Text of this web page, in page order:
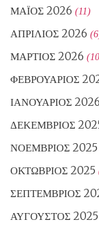
ΜΆΙΟΣ 2026 (11)
ΑΠΡΊΛΙΟΣ 2026
ΜΆΡΤΙΟΣ 2026
ΦΕΒΡΟΥΆΡΙΟΣ
ΙΑΝΟΥΆΡΙΟΣ 2026
ΔΕΚΈΜΒΡΙΟΣ
ΝΟΈΜΒΡΙΟΣ 2025
ΟΚΤΏΒΡΙΟΣ 2025
ΣΕΠΤΈΜΒΡΙΟΣ
ΑΎΓΟΥΣΤΟΣ 2025